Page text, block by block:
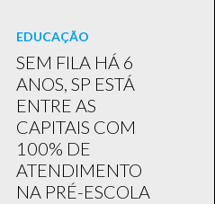
EDUCAÇÃO
SEM FILA HÁ 6
ANOS, SP ESTÁ
ENTRE AS
CAPITAIS COM
100% DE
ATENDIMENTO
NA PRÉ-ESCOLA